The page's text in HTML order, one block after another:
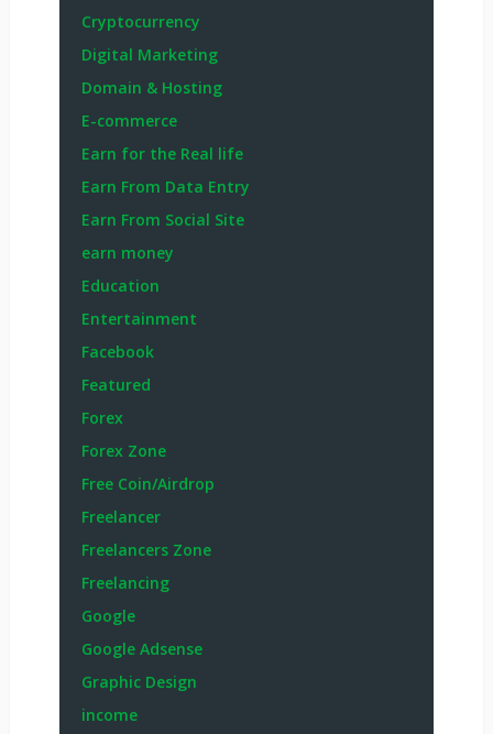
Cryptocurrency
Digital Marketing
Domain & Hosting
E-commerce
Earn for the Real life
Earn From Data Entry
Earn From Social Site
earn money
Education
Entertainment
Facebook
Featured
Forex
Forex Zone
Free Coin/Airdrop
Freelancer
Freelancers Zone
Freelancing
Google
Google Adsense
Graphic Design
income